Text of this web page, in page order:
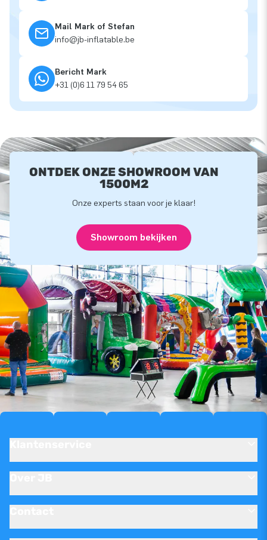
Mail Mark of Stefan
info@jb-inflatable.be
Bericht Mark
+31 (0)6 11 79 54 65
ONTDEK ONZE SHOWROOM VAN
1500M2
Onze experts staan voor je klaar!
Showroom bekijken